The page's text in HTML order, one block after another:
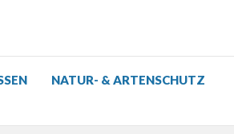
NATUR- & ARTENSCHUTZ